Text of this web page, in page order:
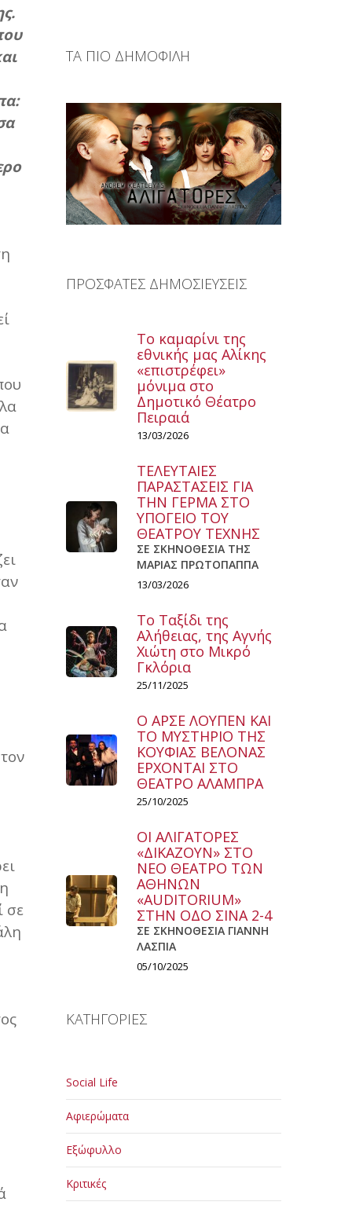
σε
ΤΑ ΠΙΟ ΔΗΜΟΦΙΛΗ
ΠΡΟΣΦΑΤΕΣ ΔΗΜΟΣΙΕΥΣΕΙΣ
Το καμαρίνι της
εθνικής μας Αλίκης
«επιστρέφει»
μόνιμα στο
Δημοτικό Θέατρο
Πειραιά
13/03/2026
ΤΕΛΕΥΤΑΙΕΣ
ΠΑΡΑΣΤΑΣΕΙΣ ΓΙΑ
ΤΗΝ ΓΕΡΜΑ ΣΤΟ
ΥΠΟΓΕΙΟ ΤΟΥ
ΘΕΑΤΡΟΥ ΤΕΧΝΗΣ
ΣΕ ΣΚΗΝΟΘΕΣΙΑ ΤΗΣ
ΜΑΡΙΑΣ ΠΡΩΤΟΠΑΠΠΑ
13/03/2026
Το Ταξίδι της
Αλήθειας, της Αγνής
Χιώτη στο Μικρό
Γκλόρια
25/11/2025
Ο ΑΡΣΕ ΛΟΥΠΕΝ ΚΑΙ
ΤΟ ΜΥΣΤΗΡΙΟ ΤΗΣ
ΚΟΥΦΙΑΣ ΒΕΛΟΝΑΣ
ΕΡΧΟΝΤΑΙ ΣΤΟ
ΘΕΑΤΡΟ ΑΛΑΜΠΡΑ
25/10/2025
ΟΙ ΑΛΙΓΑΤΟΡΕΣ
«ΔΙΚΑΖΟΥΝ» ΣΤΟ
ΝΕΟ ΘΕΑΤΡΟ ΤΩΝ
ΑΘΗΝΩΝ
«AUDITORIUM»
ΣΤΗΝ ΟΔΟ ΣΙΝΑ 2-4
ΣΕ ΣΚΗΝΟΘΕΣΙΑ ΓΙΑΝΝΗ
ΛΑΣΠΙΑ
05/10/2025
ΚΑΤΗΓΟΡΙΕΣ
Social Life
Αφιερώματα
Εξώφυλλο
Κριτικές